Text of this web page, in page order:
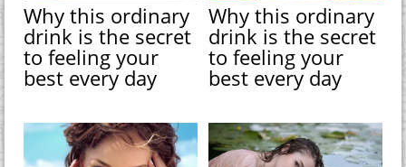
Why this ordinary
drink is the secret
to feeling your
best every day
Why this ordinary
drink is the secret
to feeling your
best every day